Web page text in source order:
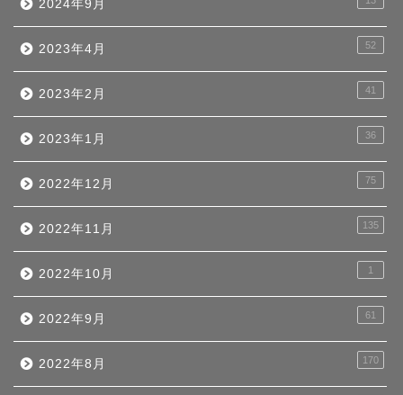
2024年9月
2023年4月 52
2023年2月 41
2023年1月 36
2022年12月 75
2022年11月 135
2022年10月 1
2022年9月 61
2022年8月 170